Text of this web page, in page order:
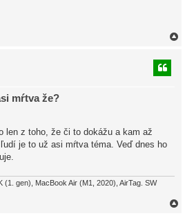
mŕtva že?
len z toho, že či to dokážu a kam až
je to už asi mŕtva téma. Veď dnes ho
(1. gen), MacBook Air (M1, 2020), AirTag. SW